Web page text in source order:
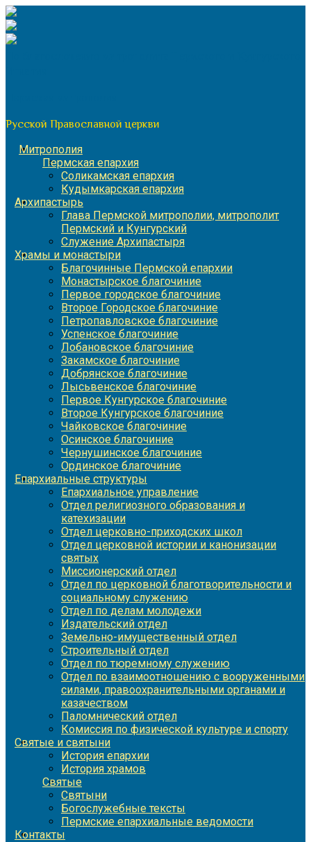
Перейти
к
содержимому
Русской Православной церкви
Митрополия
Пермская епархия
Соликамская епархия
Кудымкарская епархия
Архипастырь
Глава Пермской митрополии, митрополит
Пермский и Кунгурский
Служение Архипастыря
Храмы и монастыри
Благочинные Пермской епархии
Монастырское благочиние
Первое городское благочиние
Второе Городское благочиние
Петропавловское благочиние
Успенское благочиние
Лобановское благочиние
Закамское благочиние
Добрянское благочиние
Лысьвенское благочиние
Первое Кунгурское благочиние
Второе Кунгурское благочиние
Чайковское благочиние
Осинское благочиние
Чернушинское благочиние
Ординское благочиние
Епархиальные структуры
Епархиальное управление
Отдел религиозного образования и
катехизации
Отдел церковно-приходских школ
Отдел церковной истории и канонизации
святых
Миссионерский отдел
Отдел по церковной благотворительности и
социальному служению
Отдел по делам молодежи
Издательский отдел
Земельно-имущественный отдел
Строительный отдел
Отдел по тюремному служению
Отдел по взаимоотношению с вооруженными
силами, правоохранительными органами и
казачеством
Паломнический отдел
Комиссия по физической культуре и спорту
Святые и святыни
История епархии
История храмов
Святые
Святыни
Богослужебные тексты
Пермские епархиальные ведомости
Контакты